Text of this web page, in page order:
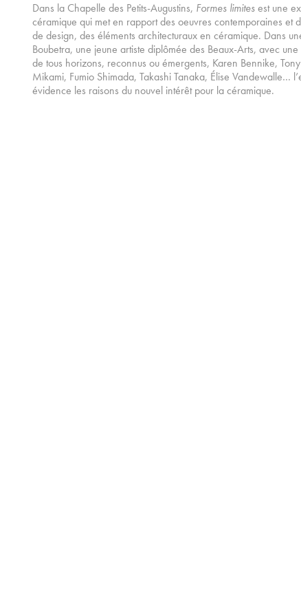
Dans la Chapelle des Petits-Augustins, Formes limitesest une
céramique qui met en rapport des oeuvres contemporaines et
de design, des éléments architecturaux en céramique. Dans
Boubetra, une jeune artiste diplômée des Beaux-Arts, avec une
de tous horizons, reconnus ou émergents, Karen Bennike,
Mikami, Fumio Shimada, Takashi Tanaka, Élise Vandewalle…
évidence les raisons du nouvel intérêt pour la céramique.